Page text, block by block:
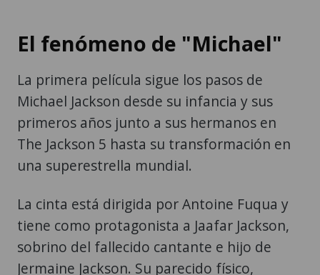
El fenómeno de "Michael"
La primera película sigue los pasos de
Michael Jackson desde su infancia y sus
primeros años junto a sus hermanos en
The Jackson 5 hasta su transformación en
una superestrella mundial.
La cinta está dirigida por Antoine Fuqua y
tiene como protagonista a Jaafar Jackson,
sobrino del fallecido cantante e hijo de
Jermaine Jackson. Su parecido físico,